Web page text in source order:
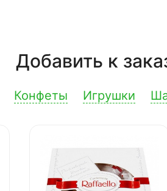
Добавить к
Конфеты Игрушки